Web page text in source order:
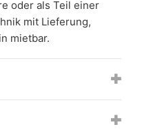
oder als Teil einer
mit Lieferung,
mietbar.